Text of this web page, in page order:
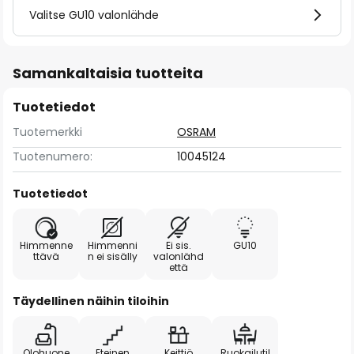
Valitse GU10 valonlähde
Samankaltaisia tuotteita
Tuotetiedot
Tuotemerkki
OSRAM
Tuotenumero:
10045124
Tuotetiedot
Himmenne
ttävä
Himmenni
n ei sisälly
Ei sis.
valonlähd
että
GU10
Täydellinen näihin tiloihin